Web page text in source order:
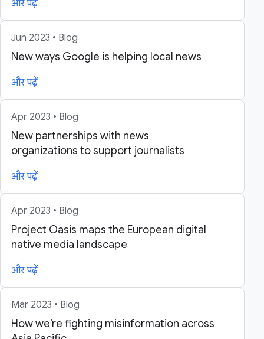
और पढ़ें
Jun 2023 • Blog
New ways Google is helping local news
और पढ़ें
Apr 2023 • Blog
New partnerships with news
organizations to support journalists
और पढ़ें
Apr 2023 • Blog
Project Oasis maps the European digital
native media landscape
और पढ़ें
Mar 2023 • Blog
How we’re fighting misinformation across